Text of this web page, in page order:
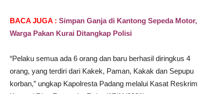
BACA JUGA : Simpan Ganja di Kantong Sepeda Motor,
Warga Pakan Kurai Ditangkap Polisi
“Pelaku semua ada 6 orang dan baru berhasil diringkus 4
orang, yang terdiri dari Kakek, Paman, Kakak dan Sepupu
korban,” ungkap Kapolresta Padang melalui Kasat Reskrim